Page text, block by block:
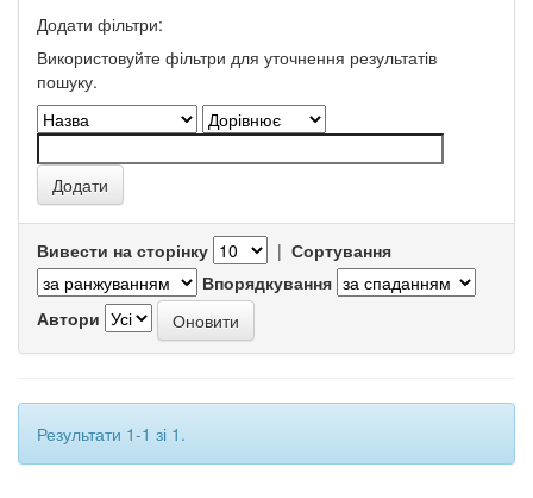
Додати фільтри:
Використовуйте фільтри для уточнення результатів
пошуку.
Вивести на сторінку | Сортування
Впорядкування
Автори
Результати 1-1 зі 1.